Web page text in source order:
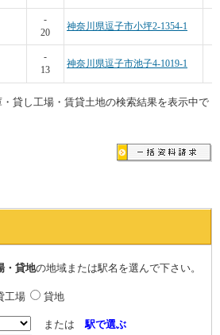
-
20
神奈川県逗子市小坪2-1354-1
-
13
神奈川県逗子市池子4-1019-1
貸し工場・賃貸土地の検索結果を表示中で
・貸地の地域または駅名を選んで下さい。
工場 貸地
または駅で選ぶ